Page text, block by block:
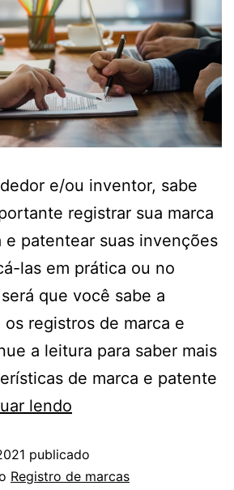
e/ou inventor, sabe
registrar sua marca
e patentear suas invenções
las em prática ou no
que você sabe a
registros de marca e
a leitura para saber mais
de marca e patente
lendo
publicado
Registro de marcas